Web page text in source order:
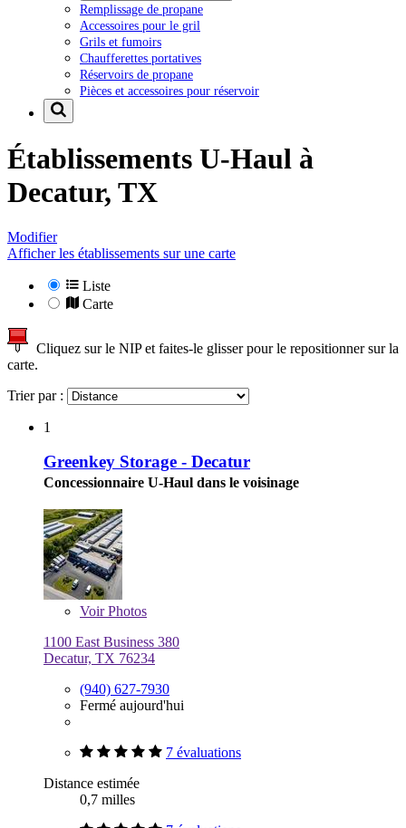
Remplissage de propane
Accessoires pour le gril
Grils et fumoirs
Chaufferettes portatives
Réservoirs de propane
Pièces et accessoires pour réservoir
Établissements U-Haul à
Decatur, TX
Modifier
Afficher les établissements sur une carte
Liste
Carte
Cliquez sur le NIP et faites-le glisser pour le repositionner sur la
carte.
Trier par :
1
Greenkey Storage - Decatur
Concessionnaire U-Haul dans le voisinage
VoirPhotos
1100 East Business 380
Decatur, TX 76234
(940) 627-7930
Fermé aujourd'hui
7 évaluations
Distance estimée
0,7 milles